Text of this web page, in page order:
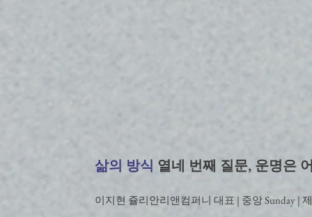
삶의 방식 열네 번째 질문, 운명은
이지현 쥴리안리앤컴퍼니 대표 | 중앙 Sunday | 제